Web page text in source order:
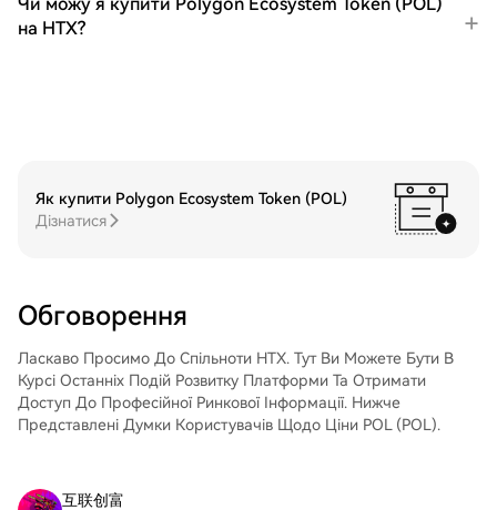
допомогою блокчейн-переказу або
використовувати його для торгівлі
спостерігайте за ними в режимі
реального часу. Ми пропонуємо зручний
на HTX?
Як купити Polygon Ecosystem Token (POL)
Дізнатися
Обговорення
Ласкаво Просимо До Спільноти HTX. Тут Ви Можете Бути В
Курсі Останніх Подій Розвитку Платформи Та Отримати
Доступ До Професійної Ринкової Інформації. Нижче
Представлені Думки Користувачів Щодо Ціни POL (POL).
互联创富